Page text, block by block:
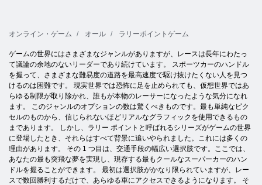
オンライン・ゲーム オール ラリーポイントゲーム
ゲームの世界にはさまざまなジャンルがありますが、レースは長年にわたっ
て議論の余地のないリーダーであり続けています。 スポーツカーのハンドル
を握って、さまざまな難易度の道路を最高速度で駆け抜けたくない人を見つ
けるのは困難です。 現実世界では恐怖に足を止められても、仮想世界ではあ
らゆる制限が取り除かれ、誰もが本物のレーサーになったような気分になれ
ます。 このジャンルのオプションの数は驚くべきものです。最も単純なピク
セルのものから、信じられないほどリアルなグラフィックを使用できるもの
まであります。 しかし、ラリー ポイントと呼ばれるシリーズがゲームの世界
に登場したとき、それらはすべて背景に追いやられました。これには多くの
理由があります。 その 1 つ目は、交通手段の幅広い選択肢です。ここでは、
あなたの最も突飛な夢を実現し、現存する最もクールなスーパーカーのハン
ドルを握ることができます。 最初は選択肢がかなり限られていますが、レー
スで数回勝利するだけで、あらゆる車にアクセスできるようになります。 そ